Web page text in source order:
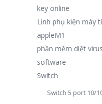
key online
Linh phụ kiện máy
appleM1
phần mềm diệt
software
Switch
Switch 5 port 10/